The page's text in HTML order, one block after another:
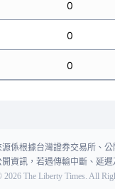
0
0
0
係根據台灣證券交易所、
資訊，若遇傳輸中斷、延
2026 The Liberty Times. All